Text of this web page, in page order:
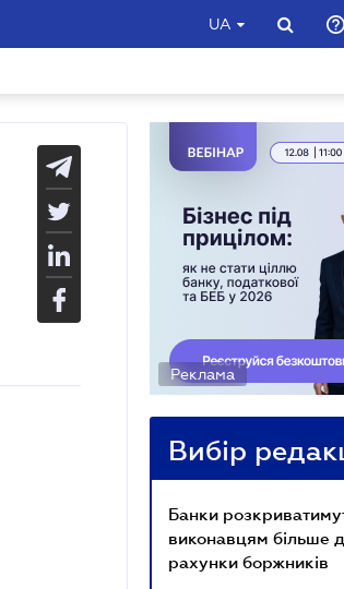
UA
Реклама
Вибір
Банки
виконавцям більше
рахунки боржників